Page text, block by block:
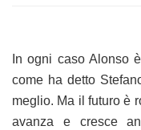
In ogni caso Alonso
come ha detto
meglio. Ma il futuro è
avanza e cresce